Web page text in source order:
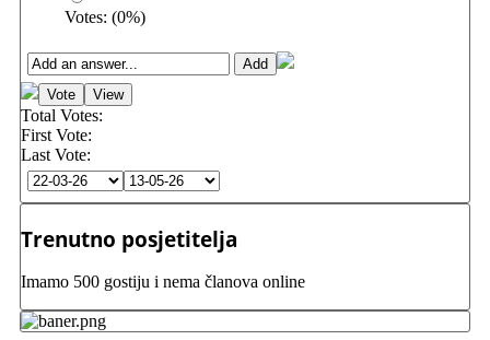
Votes: (0%)
Total Votes:
First Vote:
Last Vote:
Trenutno posjetitelja
Imamo 500 gostiju i nema članova online